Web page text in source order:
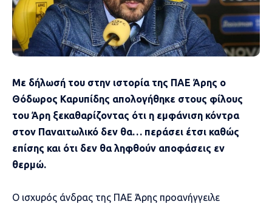
Με δήλωσή του στην ιστορία της ΠΑΕ Άρης ο
Θόδωρος Καρυπίδης απολογήθηκε στους φίλους
του Άρη ξεκαθαρίζοντας ότι η εμφάνιση κόντρα
στον Παναιτωλικό δεν θα… περάσει έτσι καθώς
επίσης και ότι δεν θα ληφθούν αποφάσεις εν
θερμώ.
Ο ισχυρός άνδρας της ΠΑΕ Άρης προανήγγειλε